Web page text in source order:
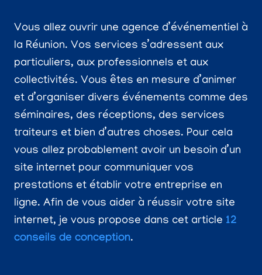
Vous allez ouvrir une agence d’événementiel à
la Réunion. Vos services s’adressent aux
particuliers, aux professionnels et aux
collectivités. Vous êtes en mesure d’animer
et d’organiser divers événements comme des
séminaires, des réceptions, des services
traiteurs et bien d’autres choses. Pour cela
vous allez probablement avoir un besoin d’un
site internet pour communiquer vos
prestations et établir votre entreprise en
ligne. Afin de vous aider à réussir votre site
internet, je vous propose dans cet article 12
conseils de conception.